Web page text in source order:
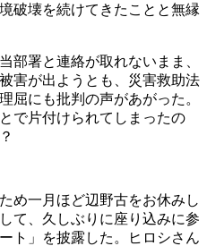
破壊を続けてきたことと無縁
部署と連絡が取れないまま、
害が出ようとも、災害救助法
屈にも批判の声があがった。
で片付けられてしまったの
め一月ほど辺野古をお休みし
て、久しぶりに座り込みに参
ト」を披露した。ヒロシさん